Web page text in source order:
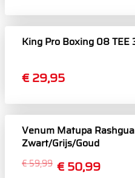
King Pro Boxing 08
€ 29,95
Venum Matupa
Zwart/Grijs/Goud
€ 50,99
€ 59,99